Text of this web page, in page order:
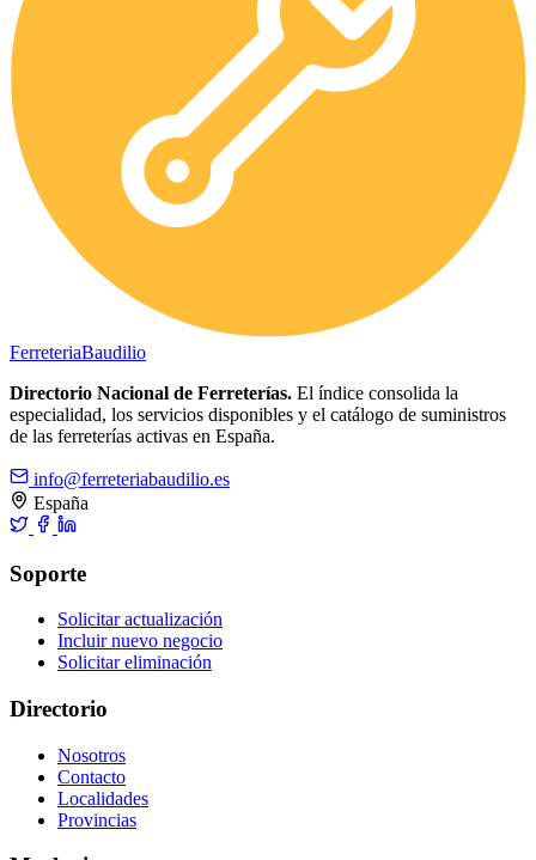
FerreteriaBaudilio
Directorio Nacional de Ferreterías. El índice consolida la
especialidad, los servicios disponibles y el catálogo de suministros
de las ferreterías activas en España.
info@ferreteriabaudilio.es
España
Soporte
Solicitar actualización
Incluir nuevo negocio
Solicitar eliminación
Directorio
Nosotros
Contacto
Localidades
Provincias